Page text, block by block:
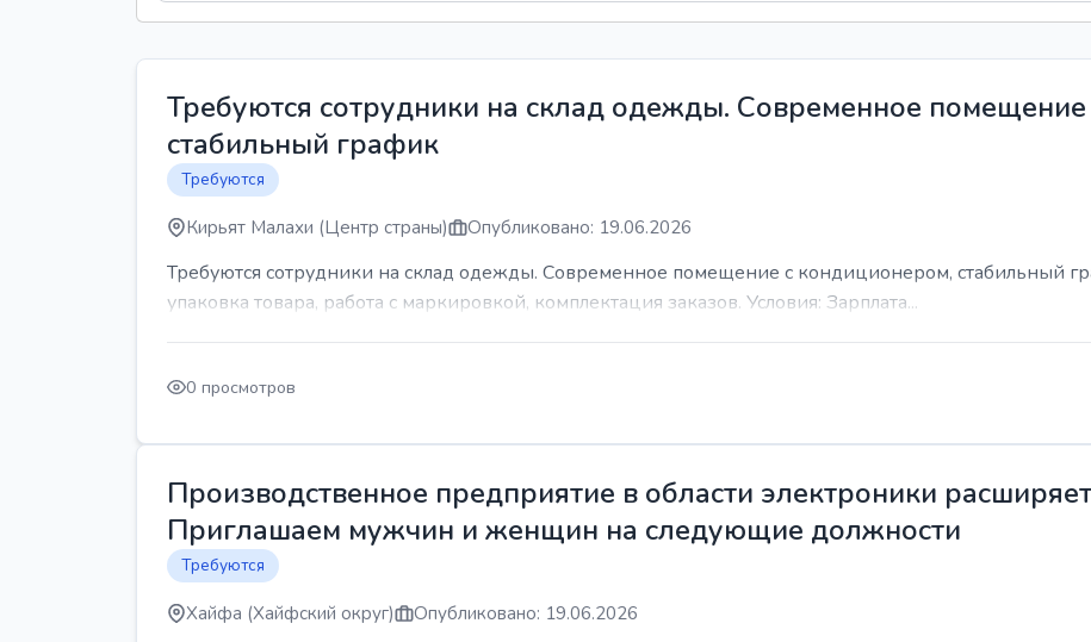
Требуются сотрудники на склад одежды. Современное
стабильный график
Требуются
Кирьят Малахи (Центр страны) Опубликовано: 19.06.2026
Требуются сотрудники на склад одежды. Современное помещение с кондиционером, стабильный
упаковка товара, работа с маркировкой, комплектация заказов. Условия: Зарплата...
0 просмотров
Производственное предприятие в области электроники
Приглашаем мужчин и женщин на следующие должности
Требуются
Хайфа (Хайфский округ) Опубликовано: 19.06.2026